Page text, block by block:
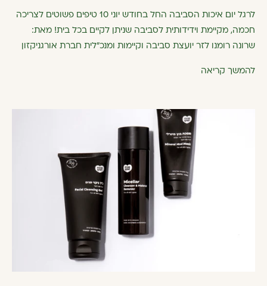
לרגל יום איכות הסביבה החל בחודש יוני 10 טיפים פשוטים לצריכה
חכמה, מקיימת וידידותית לסביבה שניתן לקיים בכל בית! מאת:
שרונה רומנו לזר יועצת סביבה וקיימות ומנכ"לית חברת אורגניקזון
להמשך קריאה